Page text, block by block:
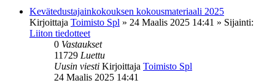
Kevätedustajainkokouksen kokousmateriaali 2025
Kirjoittaja Toimisto Spl » 24 Maalis 2025 14:41 » Sijainti:
Liiton tiedotteet
0 Vastaukset
11729 Luettu
Uusin viesti Kirjoittaja Toimisto Spl
24 Maalis 2025 14:41